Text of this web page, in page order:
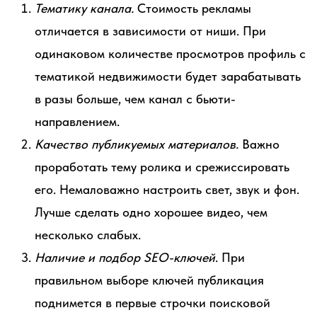
Тематику канала. Стоимость рекламы
отличается в зависимости от ниши. При
одинаковом количестве просмотров профиль с
тематикой недвижимости будет зарабатывать
в разы больше, чем канал с бьюти-
направлением.
Качество публикуемых материалов. Важно
проработать тему ролика и срежиссировать
его. Немаловажно настроить свет, звук и фон.
Лучше сделать одно хорошее видео, чем
несколько слабых.
Наличие и подбор SEO-ключей. При
правильном выборе ключей публикация
поднимется в первые строчки поисковой